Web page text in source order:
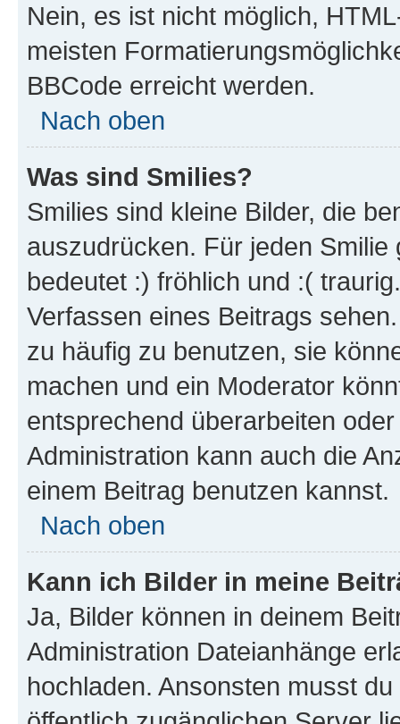
Nein, es ist nicht möglich,
meisten
BBCode erreicht werden.
Nach oben
Was sind Smilies?
Smilies sind kleine Bilder, die
auszudrücken. Für jeden
bedeutet :) fröhlich und :(
Verfassen eines Beitrags
zu häufig zu benutzen, sie
machen und ein Moderator
entsprechend überarbeiten
Administration kann auch die
einem Beitrag benutzen kannst.
Nach oben
Kann ich Bilder in meine
Ja, Bilder können in deinem
Administration Dateianhänge
hochladen. Ansonsten musst